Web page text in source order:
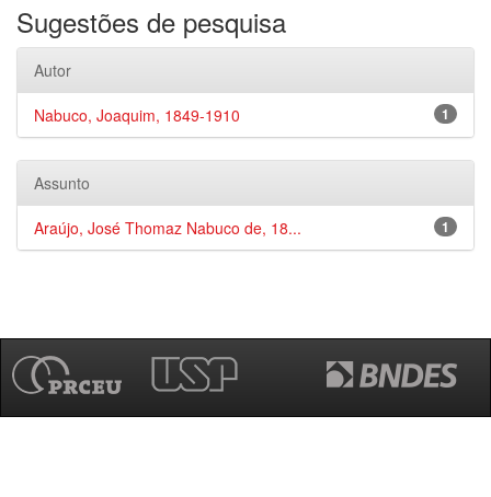
Sugestões de pesquisa
Autor
1
Nabuco, Joaquim, 1849-1910
Assunto
1
Araújo, José Thomaz Nabuco de, 18...